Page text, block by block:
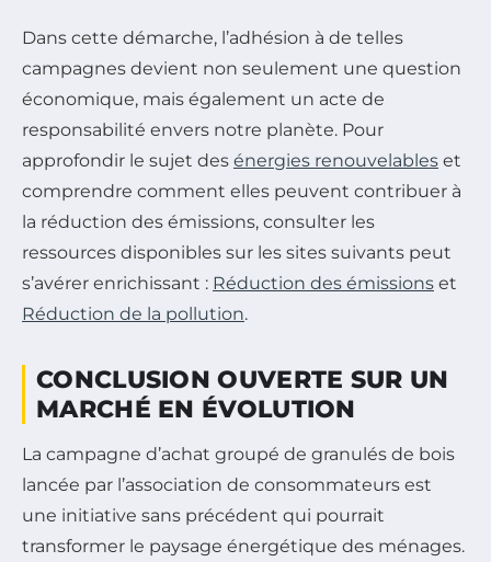
Dans cette démarche, l’adhésion à de telles
campagnes devient non seulement une question
économique, mais également un acte de
responsabilité envers notre planète. Pour
approfondir le sujet des énergies renouvelables et
comprendre comment elles peuvent contribuer à
la réduction des émissions, consulter les
ressources disponibles sur les sites suivants peut
s’avérer enrichissant : Réduction des émissions et
Réduction de la pollution.
CONCLUSION OUVERTE SUR UN
MARCHÉ EN ÉVOLUTION
La campagne d’achat groupé de granulés de bois
lancée par l’association de consommateurs est
une initiative sans précédent qui pourrait
transformer le paysage énergétique des ménages.